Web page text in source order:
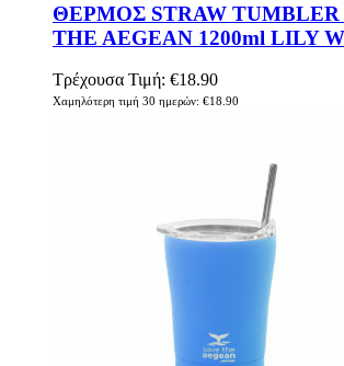
ΘΕΡΜΟΣ STRAW TUMBLER
THE AEGEAN 1200ml LILY
Τρέχουσα Τιμή: €18.90
Χαμηλότερη τιμή 30 ημερών: €18.90